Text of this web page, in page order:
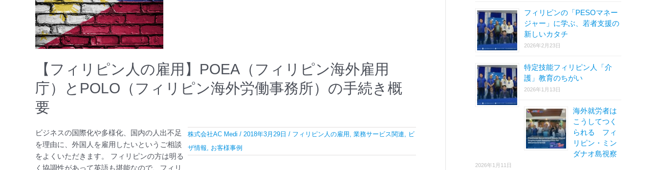
【フィリピン人の雇用】POEA（フィリピン海外雇用
庁）とPOLO（フィリピン海外労働事務所）の手続き概
要
株式会社AC Medi / 2018年3月29日 / フィリピン人の雇用 , 業務サービス関連, ビ
ザ情報, お客様事例
ビジネスの国際化や多様化、国内の人出不足
を理由に、外国人を雇用したいというご相談
をよくいただきます。 フィリピンの方は明る
く協調性があって英語も堪能なので、フィリ
ン
人
の
雇
POEA（フ
リ
ン
外
雇
用
フィリピンの「PESOマネー
ジャー」に学ぶ、若者支援の
新しいカタチ
2026年2月23日
特定技能フィリピン人「介
護」教育のちがい
2026年1月13日
海外就労者は
こうしてつく
られる フィ
リピン・ミン
ダナオ島視察
2026年1月11日